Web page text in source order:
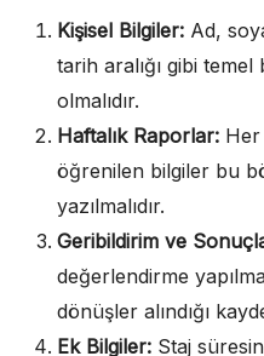
Kişisel Bilgiler: Ad,
tarih aralığı gibi
olmalıdır.
Haftalık Raporlar: Her
öğrenilen bilgiler bu
yazılmalıdır.
Geribildirim ve
değerlendirme
dönüşler alındığı
Ek Bilgiler: Staj